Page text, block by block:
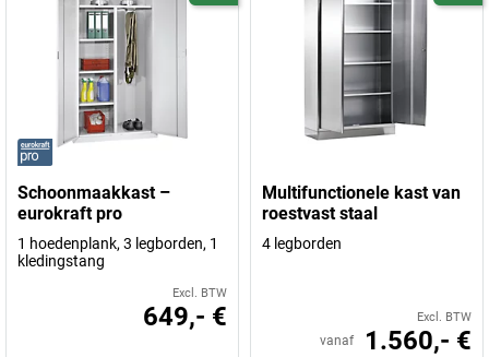
Schoonmaakkast –
eurokraft pro
1 hoedenplank, 3 legborden, 1
kledingstang
Excl. BTW
649,- €
Multifunctionele kast van
roestvast staal
4 legborden
Excl. BTW
vanaf 1.560,- €